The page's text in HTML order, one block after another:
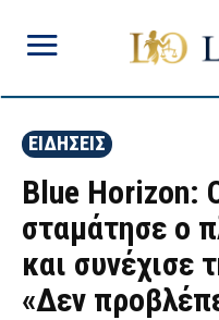
ΕΙΔΗΣΕΙΣ
Blue Horizon:
σταμάτησε ο
και συνέχισε
«Δεν